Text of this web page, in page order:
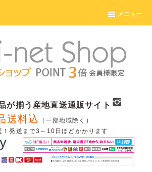
メニュー
が揃う産地直送通販サイト
送料込
（一部地域除く）
！発送まで3～10日ほどかかります